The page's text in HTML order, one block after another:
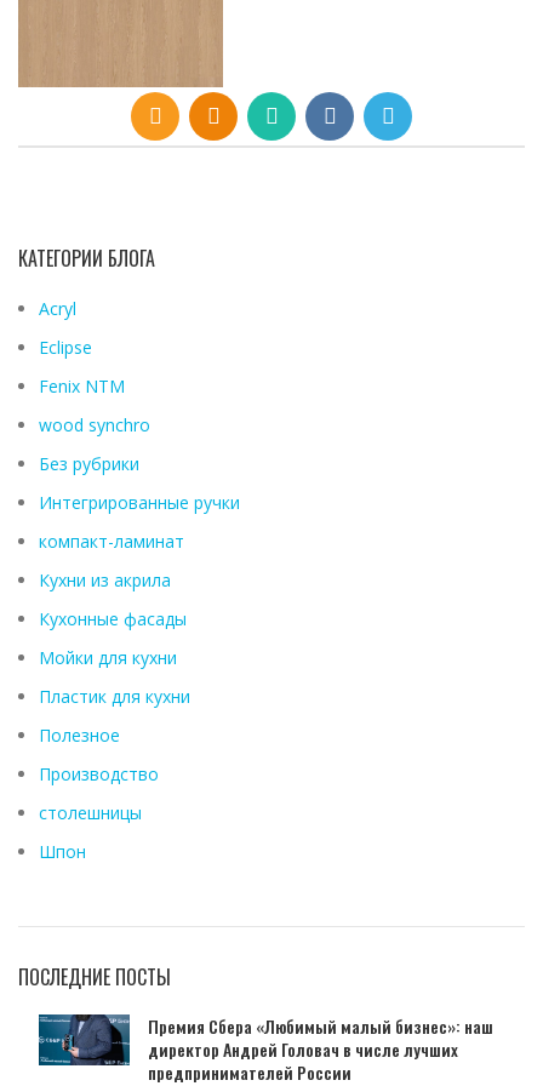
КАТЕГОРИИ БЛОГА
Acryl
Eclipse
Fenix ​​NTM
wood synchro
Без рубрики
Интегрированные ручки
компакт-ламинат
Кухни из акрила
Кухонные фасады
Мойки для кухни
Пластик для кухни
Полезное
Производство
столешницы
Шпон
ПОСЛЕДНИЕ ПОСТЫ
Премия Сбера «Любимый малый бизнес»: наш
директор Андрей Головач в числе лучших
предпринимателей России